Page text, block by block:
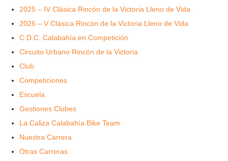
2025 – IV Clásica Rincón de la Victoria Lleno de Vida
2026 – V Clásica Rincón de la Victoria Lleno de Vida
C.D.C. Calabahía en Competición
Circuito Urbano Rincón de la Victoria
Club
Competiciones
Escuela
Gestiones Clubes
La Caliza Calabahía Bike Team
Nuestra Carrera
Otras Carreras